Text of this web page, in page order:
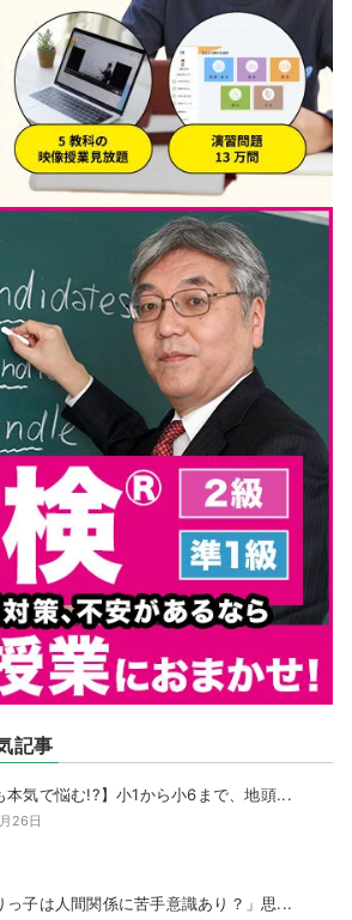
記事
本気で悩む!?】小1から小6まで、地頭...
26日
っ子は人間関係に苦手意識あり？」思...